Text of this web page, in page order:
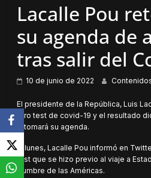
Lacalle Pou
su agenda de
tras salir del
10 de junio de 2022
El presidente de la República, Luis
otro test de covid-19 y el resultado
retomará su agenda.
El lunes, Lacalle Pou informó en
test que se hizo previo al viaje a
Cumbre de las Américas.